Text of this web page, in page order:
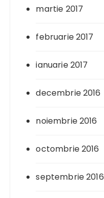
martie 2017
februarie 2017
ianuarie 2017
decembrie 2016
noiembrie 2016
octombrie 2016
septembrie 2016